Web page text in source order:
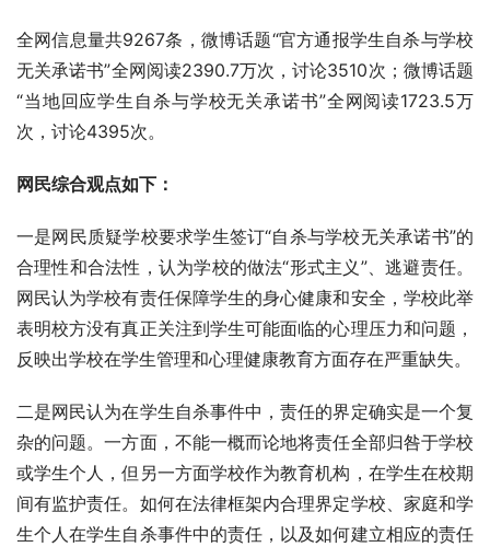
全网信息量共9267条，微博话题“官方通报学生自杀与学校
无关承诺书”全网阅读2390.7万次，讨论3510次；微博话题
“当地回应学生自杀与学校无关承诺书”全网阅读1723.5万
次，讨论4395次。
网民综合观点如下：
一是网民质疑学校要求学生签订“自杀与学校无关承诺书”的
合理性和合法性，认为学校的做法“形式主义”、逃避责任。
网民认为学校有责任保障学生的身心健康和安全，学校此举
表明校方没有真正关注到学生可能面临的心理压力和问题，
反映出学校在学生管理和心理健康教育方面存在严重缺失。
二是网民认为在学生自杀事件中，责任的界定确实是一个复
杂的问题。一方面，不能一概而论地将责任全部归咎于学校
或学生个人，但另一方面学校作为教育机构，在学生在校期
间有监护责任。如何在法律框架内合理界定学校、家庭和学
生个人在学生自杀事件中的责任，以及如何建立相应的责任